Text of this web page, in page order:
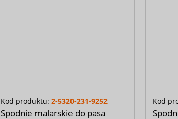
Kod produktu: 2-5320-231-9252
Spodnie malarskie do pasa
Kod